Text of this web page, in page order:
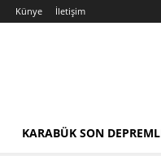
Künye İletişim
KARABÜK SON